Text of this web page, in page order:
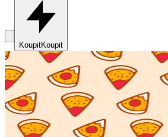
KoupitKoupit